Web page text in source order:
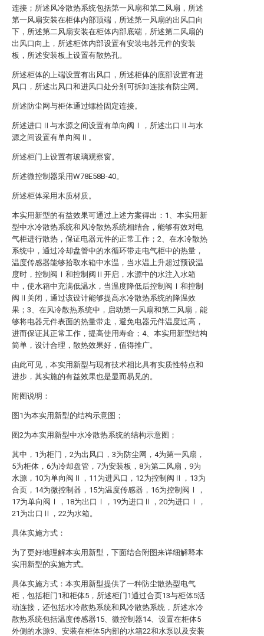
连接；所述风冷散热系统包括第一风扇和第二风扇，所述
第一风扇安装在柜体内部顶端，所述第一风扇的出风口向
下，所述第二风扇安装在柜体内部底端，所述第二风扇的
出风口向上，所述柜体内部设置有安装电器元件的安装
板，所述安装板上设置有散热孔。
所述柜体的上端设置有出风口，所述柜体的底部设置有进
风口，所述出风口和进风口处分别可拆卸连接有防尘网。
所述防尘网与柜体通过螺栓固定连接。
所述进口Ⅱ与水源之间设置有单向阀Ⅰ，所述出口Ⅱ与水
源之间设置有单向阀Ⅱ。
所述柜门上设置有玻璃观察窗。
所述微控制器采用W78E58B-40。
所述柜体采用木质材质。
本实用新型的有益效果可通过上述方案得出：1、本实用新
型中水冷散热系统和风冷散热系统相结合，能够有效对电
气柜进行散热，保证电器元件的正常工作；2、在水冷散热
系统中，通过冷却盘管中的水循环带走电气柜中的热量，
温度传感器能够拾取水箱中水温，当水温上升超过预设温
度时，控制阀Ⅰ和控制阀Ⅱ开启，水源中的水注入水箱
中，使水箱中充满低温水，当温度降低后控制阀Ⅰ和控制
阀Ⅱ关闭，通过该设计能够提高水冷散热系统的降温效
果；3、在风冷散热系统中，启动第一风扇和第二风扇，能
够将电器元件表面的热量带走，避免电器元件温度过高，
进而保证其正常工作，提高使用寿命；4、本实用新型结构
简单，设计合理，散热效果好，值得推广。
由此可见，本实用新型与现有技术相比具有实质性特点和
进步，其实施的有益效果也是显而易见的。
附图说明：
图1为本实用新型的结构示意图；
图2为本实用新型中水冷散热系统的结构示意图；
其中，1为柜门，2为出风口，3为防尘网，4为第一风扇，
5为柜体，6为冷却盘管，7为安装板，8为第二风扇，9为
水源，10为单向阀Ⅱ，11为进风口，12为控制阀Ⅱ，13为
合页，14为微控制器，15为温度传感器，16为控制阀Ⅰ，
17为单向阀Ⅰ，18为出口Ⅰ，19为进口Ⅱ，20为进口Ⅰ，
21为出口Ⅱ，22为水箱。
具体实施方式：
为了更好地理解本实用新型，下面结合附图来详细解释本
实用新型的实施方式。
具体实施方式：本实用新型提供了一种防尘散热型电气
柜，包括柜门1和柜体5，所述柜门1通过合页13与柜体5活
动连接，还包括水冷散热系统和风冷散热系统，所述水冷
散热系统包括温度传感器15、微控制器14、设置在柜体5
外侧的水源9、安装在柜体5内部的水箱22和水泵以及安装